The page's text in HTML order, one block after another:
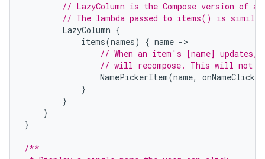
// LazyColumn is the Compose version of a
// The lambda passed to items() is similar
LazyColumn {
items(names) { name -
// When an item's [name]
// will recompose. This will not
NamePickerItem(name, onNameClicked
}
}
}
}
/**